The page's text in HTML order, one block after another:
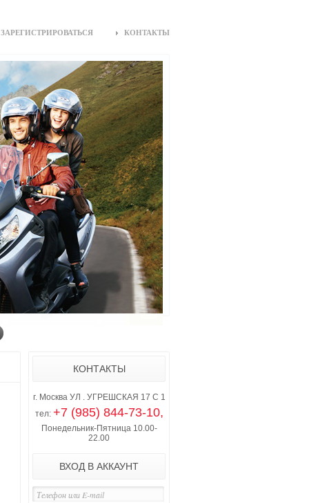
ЗАРЕГИСТРИРОВАТЬСЯ КОНТАКТЫ
КОНТАКТЫ
г. Москва УЛ . УГРЕШСКАЯ 17 С 1
тел: +7 (985) 844-73-10,
Понедельник-Пятница 10.00-
22.00
ВХОД В АККАУНТ